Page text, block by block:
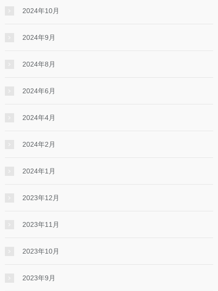
2024年10月
2024年9月
2024年8月
2024年6月
2024年4月
2024年2月
2024年1月
2023年12月
2023年11月
2023年10月
2023年9月